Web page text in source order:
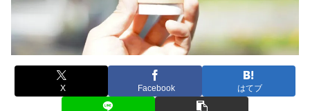
X Facebook はてブ